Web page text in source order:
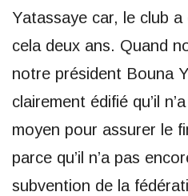
Yatassaye car, le club
cela deux ans. Quand
notre président Bouna
clairement édifié qu’il
moyen pour assurer le
parce qu’il n’a pas
subvention de la